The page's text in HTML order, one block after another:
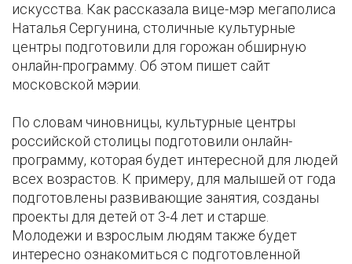
искусства. Как рассказала вице-мэр мегаполиса
Наталья Сергунина, столичные культурные
центры подготовили для горожан обширную
онлайн-программу. Об этом пишет сайт
московской мэрии.
По словам чиновницы, культурные центры
российской столицы подготовили онлайн-
программу, которая будет интересной для людей
всех возрастов. К примеру, для малышей от года
подготовлены развивающие занятия, созданы
проекты для детей от 3-4 лет и старше.
Молодежи и взрослым людям также будет
интересно ознакомиться с подготовленной